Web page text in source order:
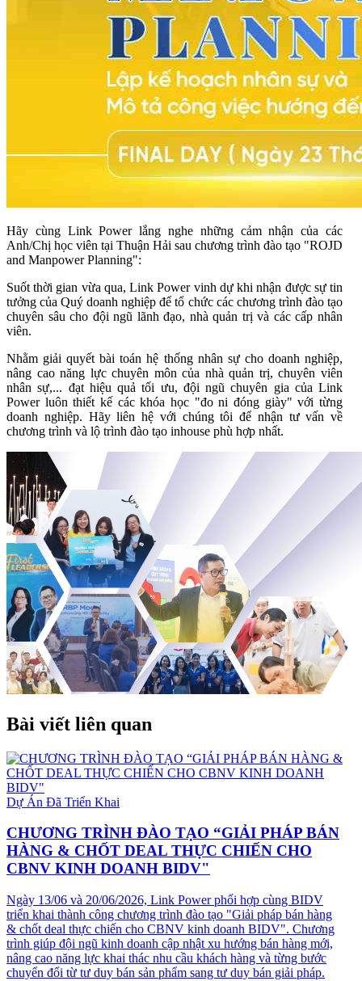
Hãy cùng Link Power lắng nghe những cảm nhận của các
Anh/Chị học viên tại Thuận Hải sau chương trình đào tạo "ROJD
and Manpower Planning":
Suốt thời gian vừa qua, Link Power vinh dự khi nhận được sự tin
tưởng của Quý doanh nghiệp để tổ chức các chương trình đào tạo
chuyên sâu cho đội ngũ lãnh đạo, nhà quản trị và các cấp nhân
viên.
Nhằm giải quyết bài toán hệ thống nhân sự cho doanh nghiệp,
nâng cao năng lực chuyên môn của nhà quản trị, chuyên viên
nhân sự,... đạt hiệu quả tối ưu, đội ngũ chuyên gia của Link
Power luôn thiết kế các khóa học "đo ni đóng giày" với từng
doanh nghiệp. Hãy liên hệ với chúng tôi để nhận tư vấn về
chương trình và lộ trình đào tạo inhouse phù hợp nhất.
Bài viết liên quan
Dự Án Đã Triển Khai
CHƯƠNG TRÌNH ĐÀO TẠO “GIẢI PHÁP BÁN
HÀNG & CHỐT DEAL THỰC CHIẾN CHO
CBNV KINH DOANH BIDV"
Ngày 13/06 và 20/06/2026, Link Power phối hợp cùng BIDV
triển khai thành công chương trình đào tạo "Giải pháp bán hàng
& chốt deal thực chiến cho CBNV kinh doanh BIDV". Chương
trình giúp đội ngũ kinh doanh cập nhật xu hướng bán hàng mới,
nâng cao năng lực khai thác nhu cầu khách hàng và từng bước
chuyển đổi từ tư duy bán sản phẩm sang tư duy bán giải pháp.